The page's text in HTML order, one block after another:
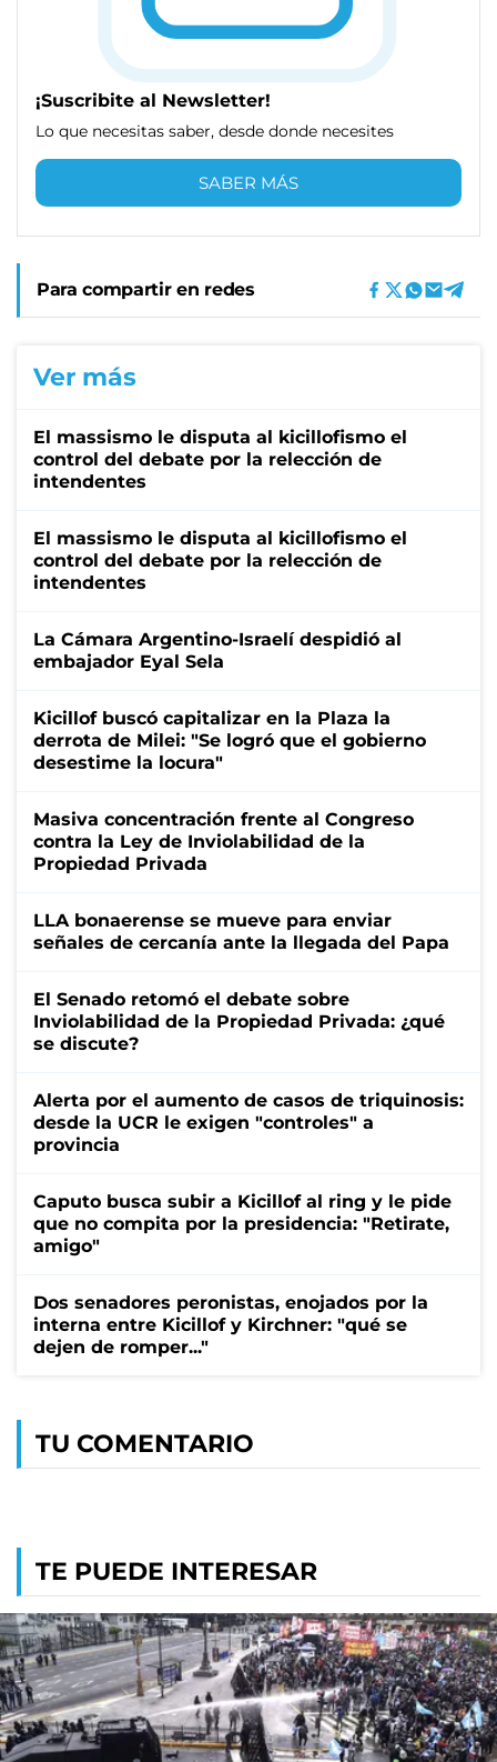
¡Suscribite al Newsletter!
Lo que necesitas saber, desde donde necesites
SABER MÁS
Para compartir en redes
Ver más
El massismo le disputa al kicillofismo el
control del debate por la relección de
intendentes
El massismo le disputa al kicillofismo el
control del debate por la relección de
intendentes
La Cámara Argentino-Israelí despidió al
embajador Eyal Sela
Kicillof buscó capitalizar en la Plaza la
derrota de Milei: "Se logró que el gobierno
desestime la locura"
Masiva concentración frente al Congreso
contra la Ley de Inviolabilidad de la
Propiedad Privada
LLA bonaerense se mueve para enviar
señales de cercanía ante la llegada del Papa
El Senado retomó el debate sobre
Inviolabilidad de la Propiedad Privada: ¿qué
se discute?
Alerta por el aumento de casos de triquinosis:
desde la UCR le exigen "controles" a
provincia
Caputo busca subir a Kicillof al ring y le pide
que no compita por la presidencia: "Retirate,
amigo"
Dos senadores peronistas, enojados por la
interna entre Kicillof y Kirchner: "qué se
dejen de romper..."
TU COMENTARIO
TE PUEDE INTERESAR